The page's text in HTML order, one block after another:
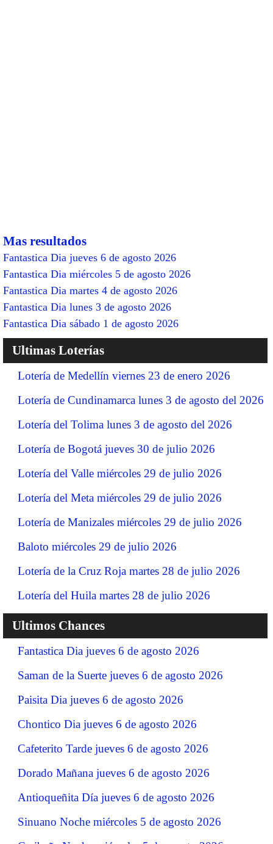
Mas resultados
Fantastica Dia jueves 6 de agosto 2026
Fantastica Dia miércoles 5 de agosto 2026
Fantastica Dia martes 4 de agosto 2026
Fantastica Dia lunes 3 de agosto 2026
Fantastica Dia sábado 1 de agosto 2026
Ultimas Loterías
Lotería de Medellín viernes 23 de enero 2026
Lotería de Cundinamarca lunes 3 de agosto del 2026
Lotería del Tolima lunes 3 de agosto del 2026
Lotería de Bogotá jueves 30 de julio 2026
Lotería del Valle miércoles 29 de julio 2026
Lotería del Meta miércoles 29 de julio 2026
Lotería de Manizales miércoles 29 de julio 2026
Baloto miércoles 29 de julio 2026
Lotería de la Cruz Roja martes 28 de julio 2026
Lotería del Huila martes 28 de julio 2026
Ultimos Chances
Fantastica Dia jueves 6 de agosto 2026
Saman de la Suerte jueves 6 de agosto 2026
Paisita Dia jueves 6 de agosto 2026
Chontico Dia jueves 6 de agosto 2026
Cafeterito Tarde jueves 6 de agosto 2026
Dorado Mañana jueves 6 de agosto 2026
Antioqueñita Día jueves 6 de agosto 2026
Sinuano Noche miércoles 5 de agosto 2026